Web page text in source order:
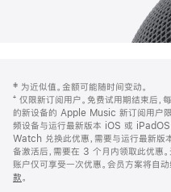
页
页
脚
注
‡ 为近似值。金额可能随时间变动。
⁺ 仅限新订阅用户。免费试用期结束后
的新设备的 Apple Music 新订阅用户限
频设备与运行最新版本 iOS 或
Watch 兑换此优惠，需要与运行最新
备激活后，需要在 3 个月内领取此优惠
账户仅可享受一次优惠。会员方案将自
款。